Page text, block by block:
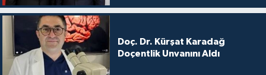
Doç. Dr. Kürşat Karadağ
Doçentlik Unvanını Aldı